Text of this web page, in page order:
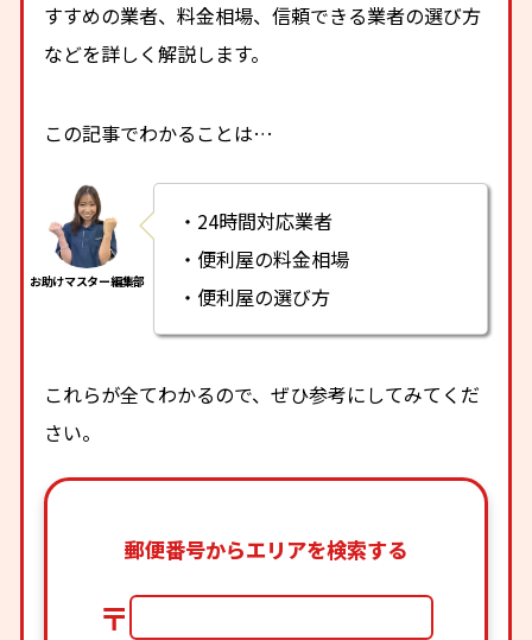
すすめの業者、料金相場、信頼できる業者の選び方
などを詳しく解説します。
この記事でわかることは…
・24時間対応業者
・便利屋の料金相場
・便利屋の選び方
これらが全てわかるので、ぜひ参考にしてみてくだ
さい。
郵便番号からエリアを検索する
〒